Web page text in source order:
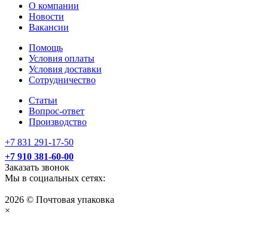
О компании
Новости
Вакансии
Помощь
Условия оплаты
Условия доставки
Сотрудничество
Статьи
Вопрос-ответ
Производство
+7 831 291-17-50
+7 910 381-60-00
Заказать звонок
Мы в социальных сетях:
2026 © Почтовая упаковка
×